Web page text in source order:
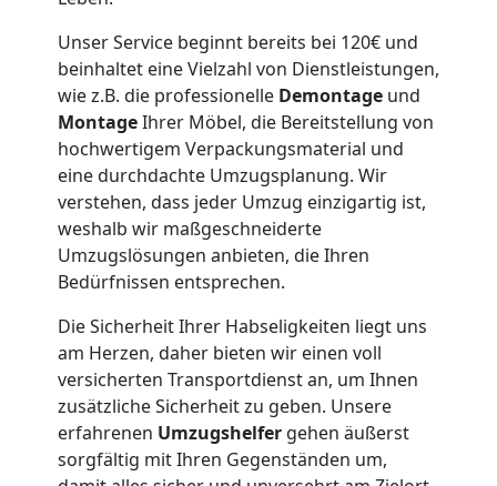
Unser Service beginnt bereits bei 120€ und
beinhaltet eine Vielzahl von Dienstleistungen,
wie z.B. die professionelle Demontage und
MontageIhrer Möbel, die Bereitstellung von
hochwertigem Verpackungsmaterial und
eine durchdachte Umzugsplanung. Wir
verstehen, dass jeder Umzug einzigartig ist,
weshalb wir maßgeschneiderte
Umzugslösungen anbieten, die Ihren
Bedürfnissen entsprechen.
Die Sicherheit Ihrer Habseligkeiten liegt uns
am Herzen, daher bieten wir einen voll
versicherten Transportdienst an, um Ihnen
zusätzliche Sicherheit zu geben. Unsere
erfahrenen Umzugshelfer gehen äußerst
sorgfältig mit Ihren Gegenständen um,
Möbeltaxi
Wolfsberg
Kleintransport
Wolfsberg
Möbelmontage
Wolfsberg
Möbeltransport